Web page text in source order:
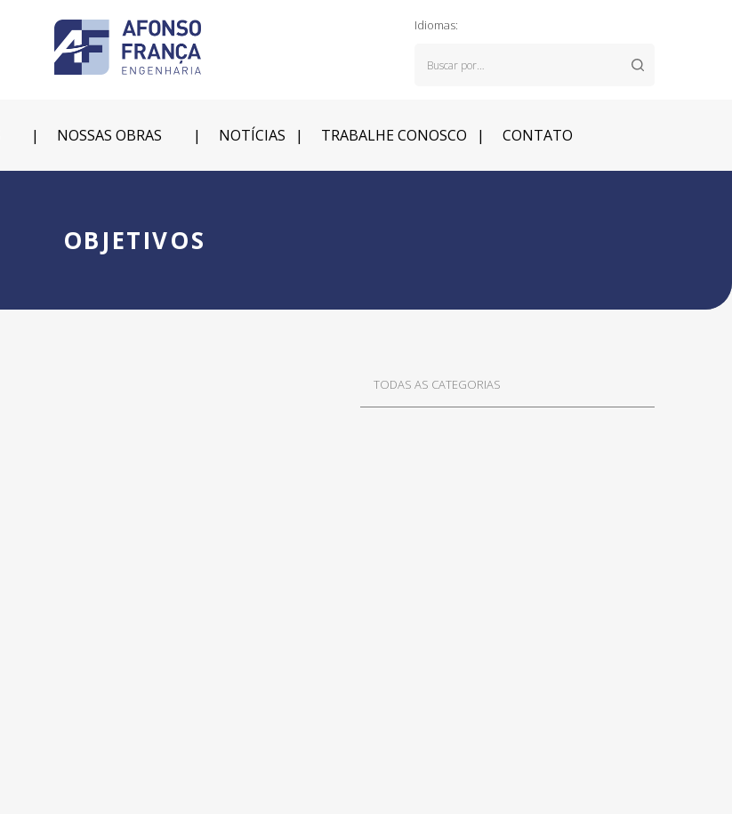
Idiomas:
NOSSAS OBRAS NOTÍCIAS TRABALHE CONOSCO CONTATO
OBJETIVOS